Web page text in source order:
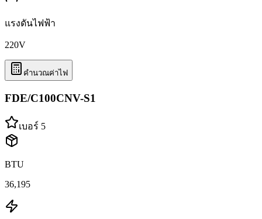
แรงดันไฟฟ้า
220V
คำนวณค่าไฟ
FDE/C100CNV-S1
เบอร์ 5
BTU
36,195